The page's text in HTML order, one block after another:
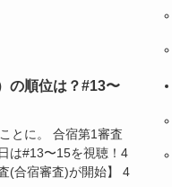
の順位は？#13〜
とに。 合宿第1審査
は#13〜15を視聴！4
(合宿審査)が開始】 4